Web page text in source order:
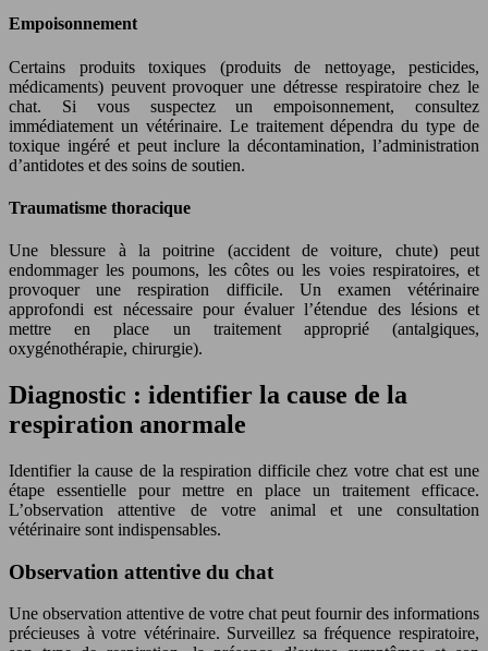
Empoisonnement
Certains produits toxiques (produits de nettoyage, pesticides,
médicaments) peuvent provoquer une détresse respiratoire chez le
chat. Si vous suspectez un empoisonnement, consultez
immédiatement un vétérinaire. Le traitement dépendra du type de
toxique ingéré et peut inclure la décontamination, l’administration
d’antidotes et des soins de soutien.
Traumatisme thoracique
Une blessure à la poitrine (accident de voiture, chute) peut
endommager les poumons, les côtes ou les voies respiratoires, et
provoquer une respiration difficile. Un examen vétérinaire
approfondi est nécessaire pour évaluer l’étendue des lésions et
mettre en place un traitement approprié (antalgiques,
oxygénothérapie, chirurgie).
Diagnostic : identifier la cause de la
respiration anormale
Identifier la cause de la respiration difficile chez votre chat est une
étape essentielle pour mettre en place un traitement efficace.
L’observation attentive de votre animal et une consultation
vétérinaire sont indispensables.
Observation attentive du chat
Une observation attentive de votre chat peut fournir des informations
précieuses à votre vétérinaire. Surveillez sa fréquence respiratoire,